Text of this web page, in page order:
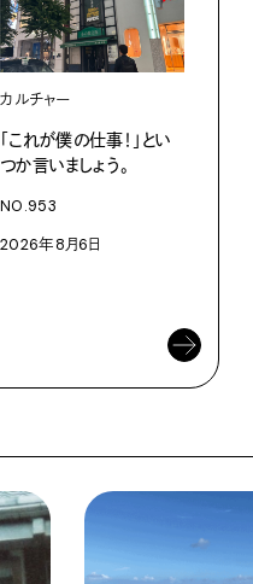
カルチャー
「これが僕の仕事！」とい
つか言いましょう。
NO.953
2026年8月6日